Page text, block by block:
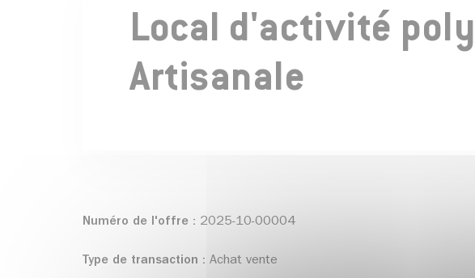
Local d'activité
Artisanale
Numéro de l'offre : 2025-10-00004
Type de transaction : Achat vente